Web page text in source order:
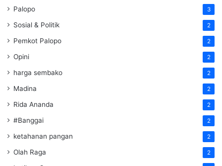
Palopo 3
Sosial & Politik 2
Pemkot Palopo 2
Opini 2
harga sembako 2
Madina 2
Rida Ananda 2
#Banggai 2
ketahanan pangan 2
Olah Raga 2